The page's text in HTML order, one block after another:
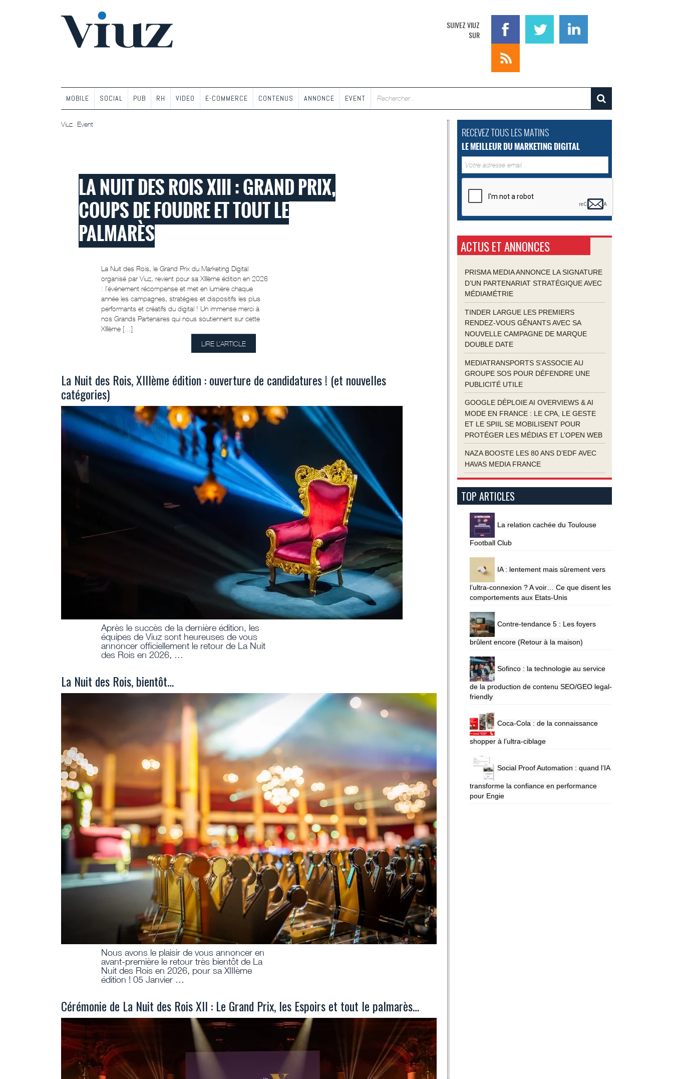
SUIVEZ VIUZ
SUR
MOBILE SOCIAL PUB RH VIDEO E-COMMERCE CONTENUS ANNONCE EVENT
Viuz Event
LA NUIT DES ROIS XIII : GRAND PRIX,
COUPS DE FOUDRE ET TOUT LE
PALMARÈS
La Nuit des Rois, le Grand Prix du Marketing Digital
organisé par Viuz, revient pour sa XIIIème édition en 2026
: l’événement récompense et met en lumière chaque
année les campagnes, stratégies et dispositifs les plus
performants et créatifs du digital ! Un immense merci à
nos Grands Partenaires qui nous soutiennent sur cette
XIIIème […]
LIRE L’ARTICLE
La Nuit des Rois, XIIIème édition : ouverture de candidatures ! (et nouvelles
catégories)
Après le succès de la dernière édition, les
équipes de Viuz sont heureuses de vous
annoncer officiellement le retour de La Nuit
des Rois en 2026, …
La Nuit des Rois, bientôt…
Nous avons le plaisir de vous annoncer en
avant-première le retour très bientôt de La
Nuit des Rois en 2026, pour sa XIIIème
édition ! 05 Janvier …
Cérémonie de La Nuit des Rois XII : Le Grand Prix, les Espoirs et tout le palmarès…
RECEVEZ TOUS LES MATINS
LE MEILLEUR DU MARKETING DIGITAL
ACTUS ET ANNONCES
PRISMA MEDIA ANNONCE LA SIGNATURE
D’UN PARTENARIAT STRATÉGIQUE AVEC
MÉDIAMÉTRIE
TINDER LARGUE LES PREMIERS
RENDEZ-VOUS GÊNANTS AVEC SA
NOUVELLE CAMPAGNE DE MARQUE
DOUBLE DATE
MEDIATRANSPORTS S’ASSOCIE AU
GROUPE SOS POUR DÉFENDRE UNE
PUBLICITÉ UTILE
GOOGLE DÉPLOIE AI OVERVIEWS & AI
MODE EN FRANCE : LE CPA, LE GESTE
ET LE SPIIL SE MOBILISENT POUR
PROTÉGER LES MÉDIAS ET L’OPEN WEB
NAZA BOOSTE LES 80 ANS D’EDF AVEC
HAVAS MEDIA FRANCE
TOP ARTICLES
La relation cachée du Toulouse
Football Club
IA : lentement mais sûrement vers
l’ultra-connexion ? A voir… Ce que disent les
comportements aux Etats-Unis
Contre-tendance 5 : Les foyers
brûlent encore (Retour à la maison)
Sofinco : la technologie au service
de la production de contenu SEO/GEO legal-
friendly
Coca-Cola : de la connaissance
shopper à l’ultra-ciblage
Social Proof Automation : quand l’IA
transforme la confiance en performance
pour Engie